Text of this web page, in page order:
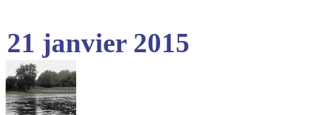
21 janvier 2015